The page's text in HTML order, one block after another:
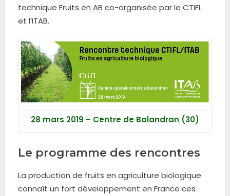
technique Fruits en AB co-organisée par le CTIFL
et l’ITAB.
28 mars 2019 – Centre de Balandran (30)
Le programme des rencontres
La production de fruits en agriculture biologique
connaît un fort développement en France ces